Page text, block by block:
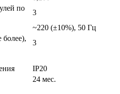
по
3
~220 (±10%), 50 Гц
более),
3
IP20
24 мес.